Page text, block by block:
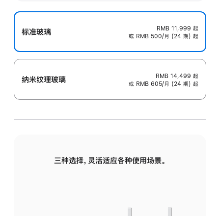
标准玻璃 RMB 11,999 起
或 RMB 500/月 (24 期) 起
纳米纹理玻璃 RMB 14,499 起
或 RMB 605/月 (24 期) 起
三种选择，灵活适应各种使用场景。